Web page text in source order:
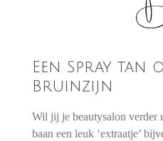
Een Spray tan
Bruinzijn
Wil jij je beautysalon verder
baan een leuk ‘extraatje’